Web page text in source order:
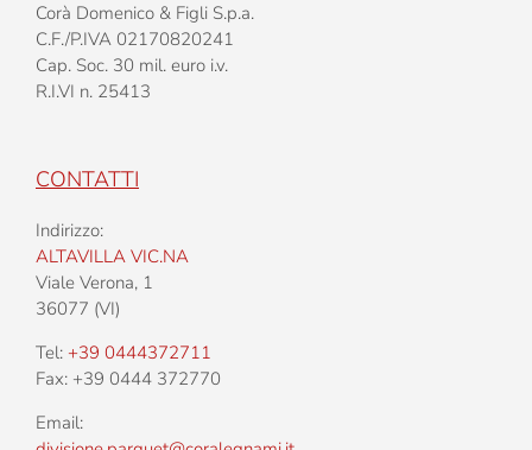
Corà Domenico & Figli S.p.a.
C.F./P.IVA 02170820241
Cap. Soc. 30 mil. euro i.v.
R.I.VI n. 25413
CONTATTI
Indirizzo:
ALTAVILLA VIC.NA
Viale Verona, 1
36077 (VI)
Tel: +39 0444372711
Fax: +39 0444 372770
Email: